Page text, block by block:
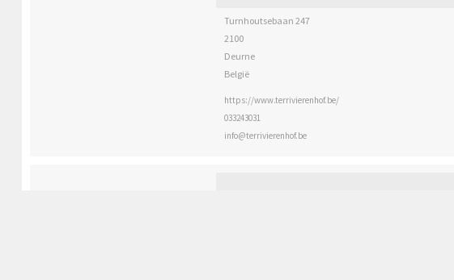
Turnhoutsebaan 247
2100
Deurne
België
https://www.terrivierenhof.be/
033243031
info@terrivierenhof.be